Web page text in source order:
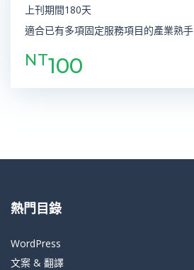
上刊期間180天
適合已有多項固定服務項目的產業熟手
NT100
熱門目錄
WordPress
文案 & 翻譯